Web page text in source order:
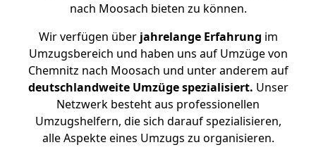
nach Moosach bieten zu können.
Wir verfügen überjahrelange Erfahrung im
Umzugsbereich und haben uns auf Umzüge von
Chemnitz nach Moosach und unter anderem auf
deutschlandweite Umzüge spezialisiert. Unser
Netzwerk besteht aus professionellen
Umzugshelfern, die sich darauf spezialisieren,
alle Aspekte eines Umzugs zu organisieren.